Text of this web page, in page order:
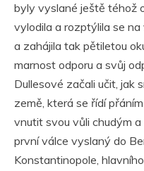
byly vyslané ještě téhož
vylodila a rozptýlila se
a zahájila tak pětiletou
marnost odporu a svůj
Dullesové začali učit, jak
země, která se řídí
vnutit svou vůli chudým
první válce vyslaný do
Konstantinopole,